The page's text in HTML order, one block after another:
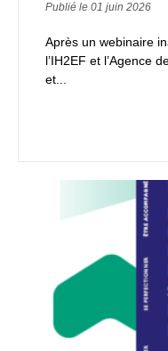
Publié le 01 juin 2026
Après un webinaire
l’IH2EF et l’Agence
et...